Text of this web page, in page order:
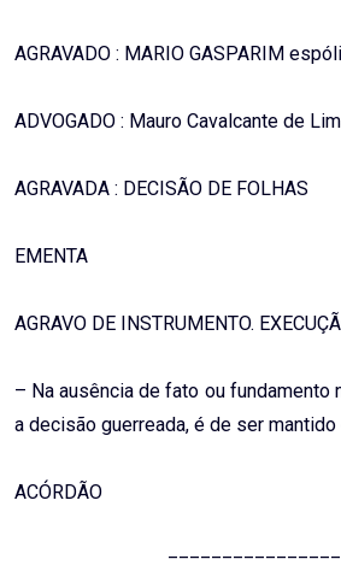
AGRAVADO : MARIO GASPARIM
ADVOGADO : Mauro Cavalcante de
AGRAVADA : DECISÃO DE FOLHAS
EMENTA
AGRAVO DE INSTRUMENTO.
– Na ausência de fato ou fundamento
a decisão guerreada, é de ser
ACÓRDÃO